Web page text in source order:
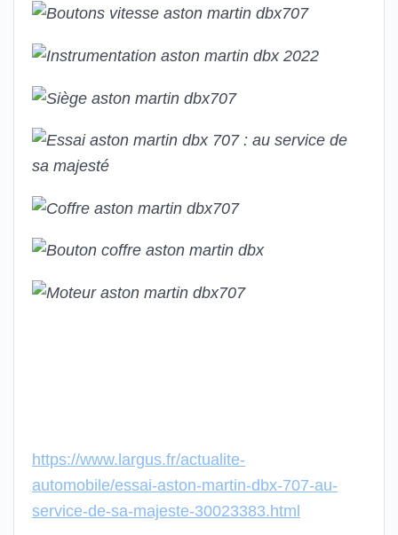
https://www.largus.fr/actualite-
automobile/essai-aston-martin-dbx-707-au-
service-de-sa-majeste-30023383.html